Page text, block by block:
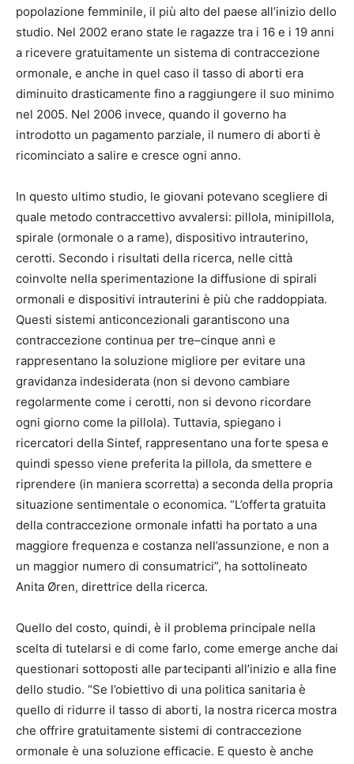
popolazione femminile, il più alto del paese all’inizio dello
studio. Nel 2002 erano state le ragazze tra i 16 e i 19 anni
a ricevere gratuitamente un sistema di contraccezione
ormonale, e anche in quel caso il tasso di aborti era
diminuito drasticamente fino a raggiungere il suo minimo
nel 2005. Nel 2006 invece, quando il governo ha
introdotto un pagamento parziale, il numero di aborti è
ricominciato a salire e cresce ogni anno.
In questo ultimo studio, le giovani potevano scegliere di
quale metodo contraccettivo avvalersi: pillola, minipillola,
spirale (ormonale o a rame), dispositivo intrauterino,
cerotti. Secondo i risultati della ricerca, nelle città
coinvolte nella sperimentazione la diffusione di spirali
ormonali e dispositivi intrauterini è più che raddoppiata.
Questi sistemi anticoncezionali garantiscono una
contraccezione continua per tre–cinque anni e
rappresentano la soluzione migliore per evitare una
gravidanza indesiderata (non si devono cambiare
regolarmente come i cerotti, non si devono ricordare
ogni giorno come la pillola). Tuttavia, spiegano i
ricercatori della Sintef, rappresentano una forte spesa e
quindi spesso viene preferita la pillola, da smettere e
riprendere (in maniera scorretta) a seconda della propria
situazione sentimentale o economica. “L’offerta gratuita
della contraccezione ormonale infatti ha portato a una
maggiore frequenza e costanza nell’assunzione, e non a
un maggior numero di consumatrici”, ha sottolineato
Anita Øren, direttrice della ricerca.
Quello del costo, quindi, è il problema principale nella
scelta di tutelarsi e di come farlo, come emerge anche dai
questionari sottoposti alle partecipanti all’inizio e alla fine
dello studio. “Se l’obiettivo di una politica sanitaria è
quello di ridurre il tasso di aborti, la nostra ricerca mostra
che offrire gratuitamente sistemi di contraccezione
ormonale è una soluzione efficacie. E questo è anche